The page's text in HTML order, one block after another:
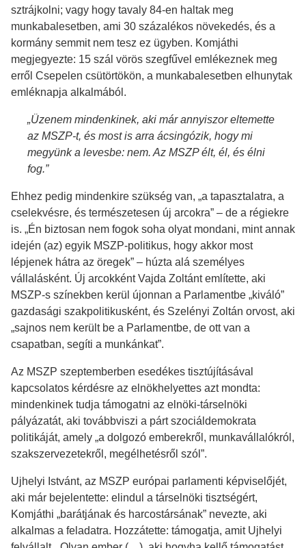
sztrájkolni; vagy hogy tavaly 84-en haltak meg
munkabalesetben, ami 30 százalékos növekedés, és a
kormány semmit nem tesz ez ügyben. Komjáthi
megjegyezte: 15 szál vörös szegfűvel emlékeznek meg
erről Csepelen csütörtökön, a munkabalesetben elhunytak
emléknapja alkalmából.
„Üzenem mindenkinek, aki már annyiszor eltemette
az MSZP-t, és most is arra ácsingózik, hogy mi
megyünk a levesbe: nem. Az MSZP élt, él, és élni
fog.”
Ehhez pedig mindenkire szükség van, „a tapasztalatra, a
cselekvésre, és természetesen új arcokra” – de a régiekre
is. „Én biztosan nem fogok soha olyat mondani, mint annak
idején (az) egyik MSZP-politikus, hogy akkor most
lépjenek hátra az öregek” – húzta alá személyes
vállalásként. Új arcokként Vajda Zoltánt említette, aki
MSZP-s színekben kerül újonnan a Parlamentbe „kiváló”
gazdasági szakpolitikusként, és Szelényi Zoltán orvost, aki
„sajnos nem került be a Parlamentbe, de ott van a
csapatban, segíti a munkánkat”.
Az MSZP szeptemberben esedékes tisztújításával
kapcsolatos kérdésre az elnökhelyettes azt mondta:
mindenkinek tudja támogatni az elnöki-társelnöki
pályázatát, aki továbbviszi a párt szociáldemokrata
politikáját, amely „a dolgozó emberekről, munkavállalókról,
szakszervezetekről, megélhetésről szól”.
Ujhelyi Istvánt, az MSZP európai parlamenti képviselőjét,
aki már bejelentette: elindul a társelnöki tisztségért,
Komjáthi „barátjának és harcostársának” nevezte, aki
alkalmas a feladatra. Hozzátette: támogatja, amit Ujhelyi